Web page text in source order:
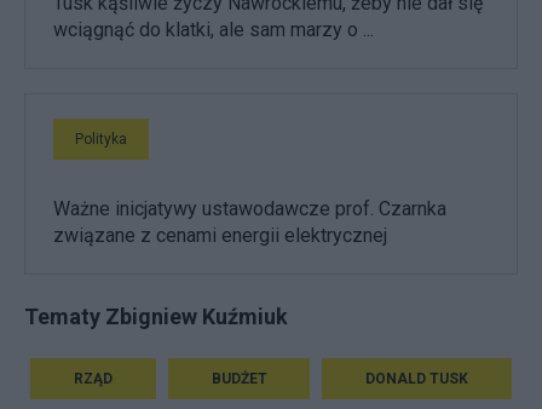
wciągnąć do klatki, ale sam marzy o ...
Polityka
Ważne inicjatywy ustawodawcze prof. Czarnka
związane z cenami energii elektrycznej
Tematy Zbigniew Kuźmiuk
RZĄD BUDŻET DONALD TUSK